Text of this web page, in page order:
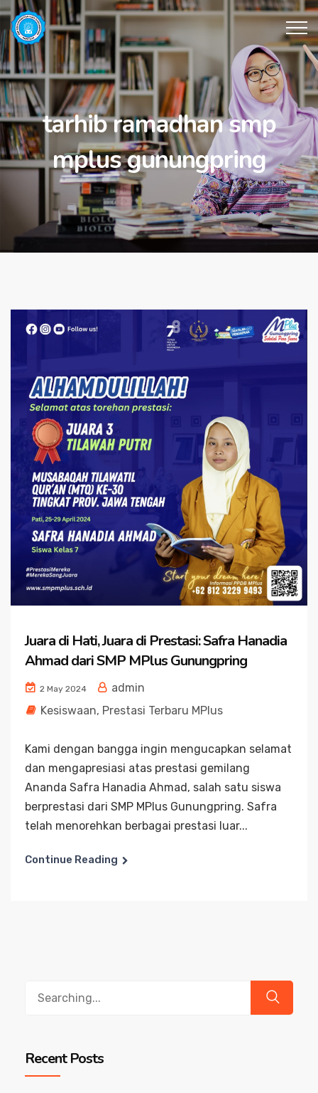
tarhib ramadhan smp
mplus gunungpring
Juara di Hati, Juara di Prestasi: Safra Hanadia
Ahmad dari SMP MPlus Gunungpring
2 May 2024
admin
Kesiswaan, Prestasi Terbaru MPlus
Kami dengan bangga ingin mengucapkan selamat
dan mengapresiasi atas prestasi gemilang
Ananda Safra Hanadia Ahmad, salah satu siswa
berprestasi dari SMP MPlus Gunungpring. Safra
telah menorehkan berbagai prestasi luar...
Continue Reading
Recent Posts